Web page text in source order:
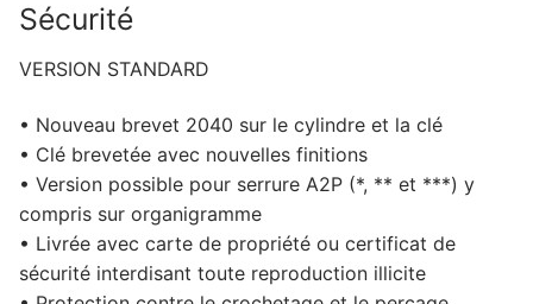
Sécurité
VERSION STANDARD
• Nouveau brevet 2040 sur le cylindre et la clé
• Clé brevetée avec nouvelles finitions
• Version possible pour serrure A2P (*, ** et ***) y
compris sur organigramme
• Livrée avec carte de propriété ou certificat de
sécurité interdisant toute reproduction illicite